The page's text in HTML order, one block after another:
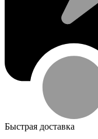
Быстрая доставка